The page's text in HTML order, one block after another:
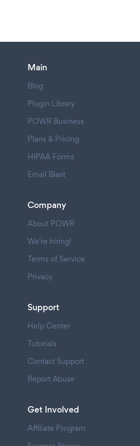
Main
Blog
Plugin Library
POWR Business
Plans & Pricing
HIPAA Forms
Email Blast
Company
About POWR
We're hiring!
Terms of Service
Privacy
Support
Help Center
Tutorials
Contact Support
Report Abuse
Get Involved
Affiliate Program